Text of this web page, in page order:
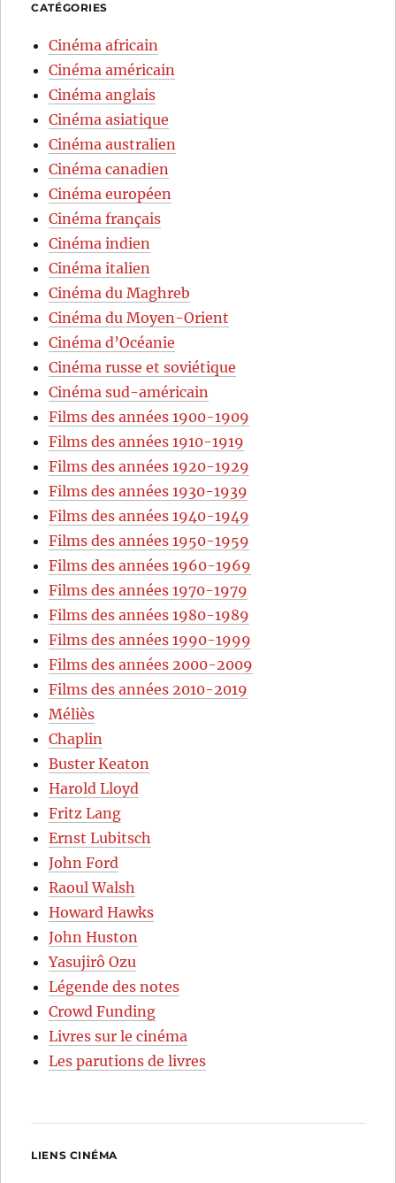
CATÉGORIES
Cinéma africain
Cinéma américain
Cinéma anglais
Cinéma asiatique
Cinéma australien
Cinéma canadien
Cinéma européen
Cinéma français
Cinéma indien
Cinéma italien
Cinéma du Maghreb
Cinéma du Moyen-Orient
Cinéma d’Océanie
Cinéma russe et soviétique
Cinéma sud-américain
Films des années 1900-1909
Films des années 1910-1919
Films des années 1920-1929
Films des années 1930-1939
Films des années 1940-1949
Films des années 1950-1959
Films des années 1960-1969
Films des années 1970-1979
Films des années 1980-1989
Films des années 1990-1999
Films des années 2000-2009
Films des années 2010-2019
Méliès
Chaplin
Buster Keaton
Harold Lloyd
Fritz Lang
Ernst Lubitsch
John Ford
Raoul Walsh
Howard Hawks
John Huston
Yasujirô Ozu
Légende des notes
Crowd Funding
Livres sur le cinéma
Les parutions de livres
LIENS CINÉMA